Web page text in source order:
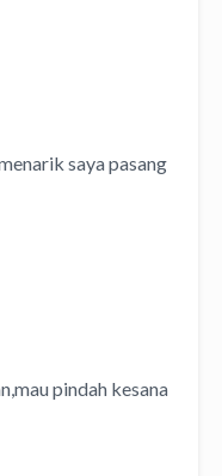
saya pasang
pindah kesana